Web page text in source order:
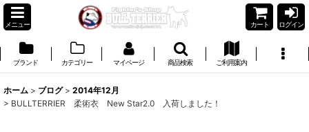
メニュー カート ログイン
ブランド カテゴリー マイページ 商品検索 ご利用案内
ホーム > ブログ > 2014年12月
> BULLTERRIER 柔術衣 New Star2.0 入荷しました！